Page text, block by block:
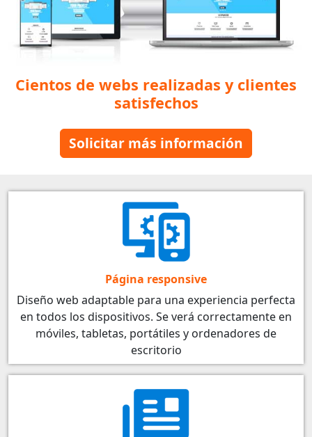
Cientos de webs realizadas y clientes
satisfechos
Solicitar más información
Página responsive
Diseño web adaptable para una experiencia perfecta
en todos los dispositivos. Se verá correctamente en
móviles, tabletas, portátiles y ordenadores de
escritorio